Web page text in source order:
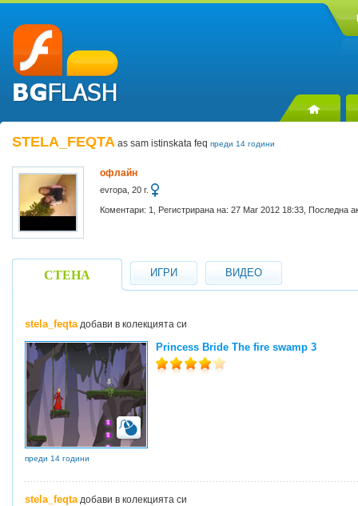
STELA_FEQTA as sam istinskata feq преди 14 години
офлайн
evropa, 20 г.
Коментари: 1, Регистрирана на: 27 Mar 2012 18:33, Последна
СТЕНА ИГРИ ВИДЕО
stela_feqtaдобави в колекцията си
Princess Bride The fire swamp 3
преди 14 години
stela_feqtaдобави в колекцията си